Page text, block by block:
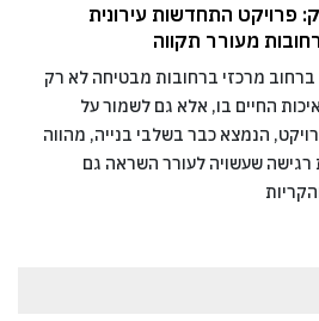
פרויקט התחדשות עירונית
מעורר תקווה
ברחוב מרכזי ברחובות מבטיחה לא רק
החיים בו, אלא גם לשמור על
הנמצא כבר בשלבי בנייה, מהווה
רגישה שעשויה לעורר השראה גם